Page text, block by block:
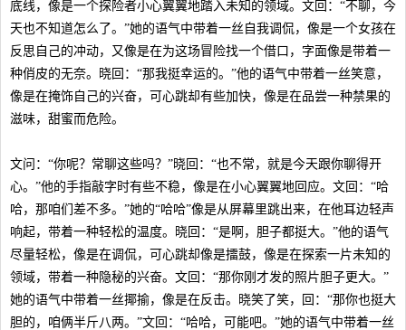
底线，像是一个探险者小心翼翼地踏入未知的领域。文回：“不聊，今
天也不知道怎么了。”她的语气中带着一丝自我调侃，像是一个女孩在
反思自己的冲动，又像是在为这场冒险找一个借口，字面像是带着一
种俏皮的无奈。晓回：“那我挺幸运的。”他的语气中带着一丝笑意，
像是在掩饰自己的兴奋，可心跳却有些加快，像是在品尝一种禁果的
滋味，甜蜜而危险。
文问：“你呢？常聊这些吗？”晓回：“也不常，就是今天跟你聊得开
心。”他的手指敲字时有些不稳，像是在小心翼翼地回应。文回：“哈
哈，那咱们差不多。”她的“哈哈”像是从屏幕里跳出来，在他耳边轻声
响起，带着一种轻松的温度。晓回：“是啊，胆子都挺大。”他的语气
尽量轻松，像是在调侃，可心跳却像是擂鼓，像是在探索一片未知的
领域，带着一种隐秘的兴奋。文回：“那你刚才发的照片胆子更大。”
她的语气中带着一丝揶揄，像是在反击。晓笑了笑，回：“那你也挺大
胆的，咱俩半斤八两。”文回：“哈哈，可能吧。”她的语气中带着一丝